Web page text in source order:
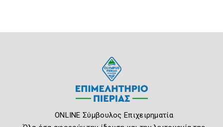
ONLINE Σύμβουλος Επιχειρηματία